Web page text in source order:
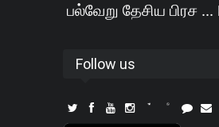
பல்வேறு தேசிய பிரச ...
Follow us